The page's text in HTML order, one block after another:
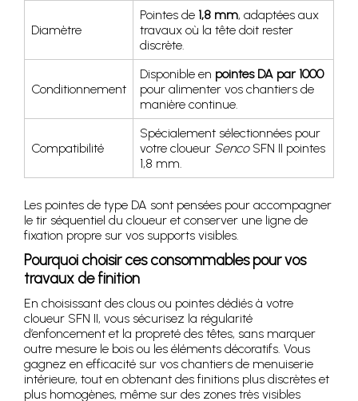
Diamètre
Pointes de 1,8 mm, adaptées aux
travaux où la tête doit rester
discrète.
Conditionnement
Disponible en pointes DA par 1000
pour alimenter vos chantiers de
manière continue.
Compatibilité
Spécialement sélectionnées pour
votre cloueur SencoSFN II pointes
1,8 mm.
Les pointes de type DA sont pensées pour accompagner
le tir séquentiel du cloueur et conserver une ligne de
fixation propre sur vos supports visibles.
Pourquoi choisir ces consommables pour vos
travaux de finition
En choisissant des clous ou pointes dédiés à votre
cloueur SFN II, vous sécurisez la régularité
d’enfoncement et la propreté des têtes, sans marquer
outre mesure le bois ou les éléments décoratifs. Vous
gagnez en efficacité sur vos chantiers de menuiserie
intérieure, tout en obtenant des finitions plus discrètes et
plus homogènes, même sur des zones très visibles